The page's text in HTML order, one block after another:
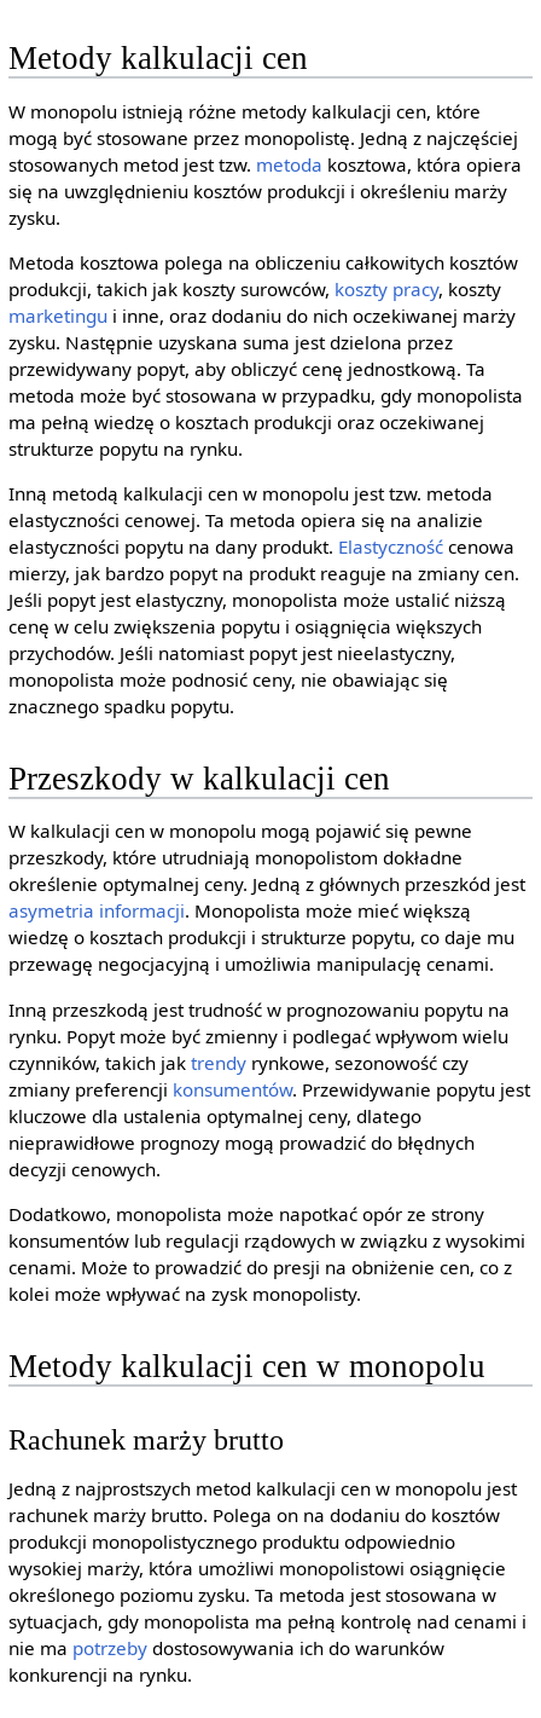
Metody kalkulacji cen
W monopolu istnieją różne metody kalkulacji cen, które
mogą być stosowane przez monopolistę. Jedną z najczęściej
stosowanych metod jest tzw. metoda kosztowa, która opiera
się na uwzględnieniu kosztów produkcji i określeniu marży
zysku.
Metoda kosztowa polega na obliczeniu całkowitych kosztów
produkcji, takich jak koszty surowców, koszty pracy, koszty
marketingu i inne, oraz dodaniu do nich oczekiwanej marży
zysku. Następnie uzyskana suma jest dzielona przez
przewidywany popyt, aby obliczyć cenę jednostkową. Ta
metoda może być stosowana w przypadku, gdy monopolista
ma pełną wiedzę o kosztach produkcji oraz oczekiwanej
strukturze popytu na rynku.
Inną metodą kalkulacji cen w monopolu jest tzw. metoda
elastyczności cenowej. Ta metoda opiera się na analizie
elastyczności popytu na dany produkt. Elastycznośćcenowa
mierzy, jak bardzo popyt na produkt reaguje na zmiany cen.
Jeśli popyt jest elastyczny, monopolista może ustalić niższą
cenę w celu zwiększenia popytu i osiągnięcia większych
przychodów. Jeśli natomiast popyt jest nieelastyczny,
monopolista może podnosić ceny, nie obawiając się
znacznego spadku popytu.
Przeszkody w kalkulacji cen
W kalkulacji cen w monopolu mogą pojawić się pewne
przeszkody, które utrudniają monopolistom dokładne
określenie optymalnej ceny. Jedną z głównych przeszkód jest
asymetria informacji. Monopolista może mieć większą
wiedzę o kosztach produkcji i strukturze popytu, co daje mu
przewagę negocjacyjną i umożliwia manipulację cenami.
Inną przeszkodą jest trudność w prognozowaniu popytu na
rynku. Popyt może być zmienny i podlegać wpływom wielu
czynników, takich jak trendyrynkowe, sezonowość czy
zmiany preferencji konsumentów. Przewidywanie popytu jest
kluczowe dla ustalenia optymalnej ceny, dlatego
nieprawidłowe prognozy mogą prowadzić do błędnych
decyzji cenowych.
Dodatkowo, monopolista może napotkać opór ze strony
konsumentów lub regulacji rządowych w związku z wysokimi
cenami. Może to prowadzić do presji na obniżenie cen, co z
kolei może wpływać na zysk monopolisty.
Metody kalkulacji cen w monopolu
Rachunek marży brutto
Jedną z najprostszych metod kalkulacji cen w monopolu jest
rachunek marży brutto. Polega on na dodaniu do kosztów
produkcji monopolistycznego produktu odpowiednio
wysokiej marży, która umożliwi monopolistowi osiągnięcie
określonego poziomu zysku. Ta metoda jest stosowana w
sytuacjach, gdy monopolista ma pełną kontrolę nad cenami i
nie ma potrzebydostosowywania ich do warunków
konkurencji na rynku.